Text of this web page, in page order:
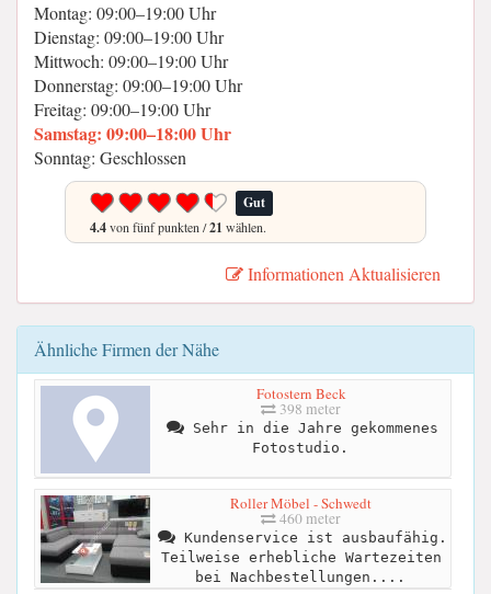
Montag: 09:00–19:00 Uhr
Dienstag: 09:00–19:00 Uhr
Mittwoch: 09:00–19:00 Uhr
Donnerstag: 09:00–19:00 Uhr
Freitag: 09:00–19:00 Uhr
Samstag: 09:00–18:00 Uhr
Sonntag: Geschlossen
Gut
4.4von fünf punkten /21 wählen.
Informationen Aktualisieren
Ähnliche Firmen der Nähe
Fotostern Beck
398 meter
Sehr in die Jahre gekommenes
Fotostudio.
Roller Möbel - Schwedt
460 meter
Kundenservice ist ausbaufähig.
Teilweise erhebliche Wartezeiten
bei Nachbestellungen....